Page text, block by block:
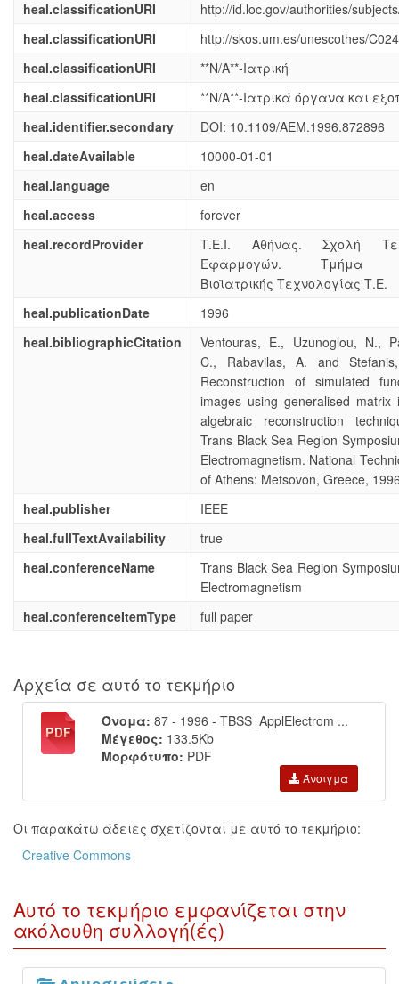
heal.classificationURI
http://id.loc.gov/authorities/
heal.classificationURI
http://skos.um.es/unescothes/
heal.classificationURI
**N/A**-Ιατρική
heal.classificationURI
**N/A**-Ιατρικά όργανα και
heal.identifier.secondary
DOI: 10.1109/AEM.1996.872896
heal.dateAvailable
10000-01-01
heal.language
en
heal.access
forever
heal.recordProvider
Τ.Ε.Ι. Αθήνας. Σχολή
Εφαρμογών. Τμήμα
Βιοϊατρικής Τεχνολογίας Τ.Ε.
heal.publicationDate
1996
heal.bibliographicCitation
Ventouras, E., Uzunoglou, N.,
C., Rabavilas, A. and
Reconstruction of simulated
images using generalised matrix
algebraic reconstruction
Trans Black Sea Region
Electromagnetism. National
of Athens: Metsovon, Greece,
heal.publisher
IEEE
heal.fullTextAvailability
true
heal.conferenceName
Trans Black Sea Region
Electromagnetism
heal.conferenceItemType
full paper
Αρχεία σε αυτό το τεκμήριο
Όνομα: 87 - 1996 - TBSS_ApplElectrom ...
Μέγεθος: 133.5Kb
Μορφότυπο: PDF
Άνοιγμα
Οι παρακάτω άδειες σχετίζονται με αυτό το τεκμήριο:
Creative Commons
Αυτό το τεκμήριο εμφανίζεται στην
ακόλουθη συλλογή(ές)